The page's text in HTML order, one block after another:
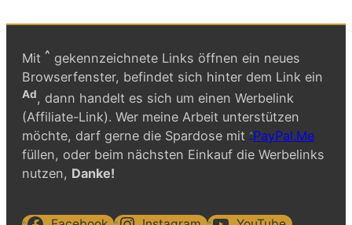
Mit ^ gekennzeichnete Links öffnen ein neues
Browserfenster, befindet sich hinter dem Link ein
Ad, dann handelt es sich um einen Werbelink
(Affiliate-Link). Wer meine Arbeit unterstützen
möchte, darf gerne die Spardose mit PayPal.Me
füllen, oder beim nächsten Einkauf die Werbelinks
nutzen, Danke!